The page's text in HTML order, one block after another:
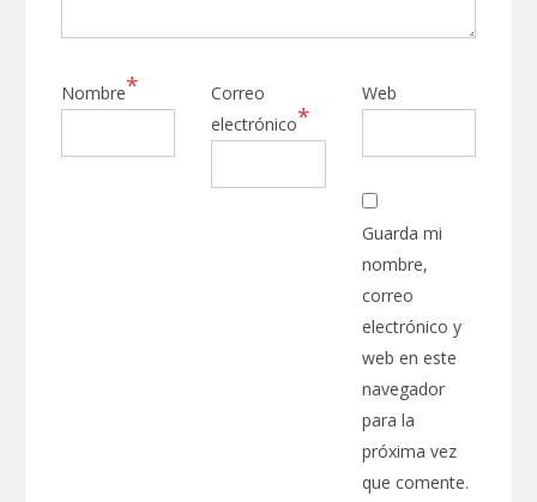
Nombre*
Correo
electrónico*
Web
Guarda mi
nombre,
correo
electrónico y
web en este
navegador
para la
próxima vez
que comente.